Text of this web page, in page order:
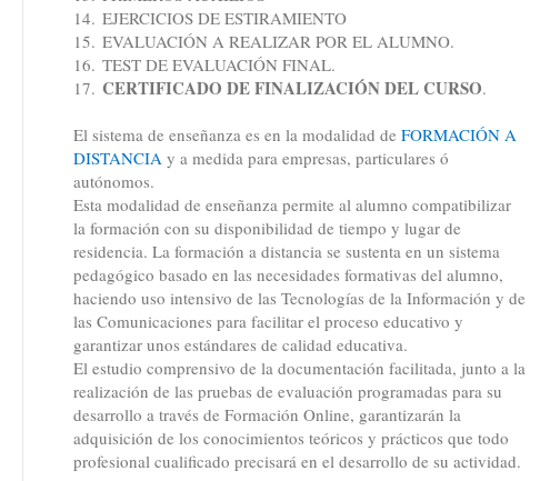
14. EJERCICIOS DE ESTIRAMIENTO
15. EVALUACIÓN A REALIZAR POR EL ALUMNO.
16. TEST DE EVALUACIÓN FINAL.
17. CERTIFICADO DE FINALIZACIÓN DEL CURSO.
El sistema de enseñanza es en la modalidad deFORMACIÓN A
DISTANCIA y a medida para empresas, particulares ó
autónomos.
Esta modalidad de enseñanza permite al alumno compatibilizar
la formación con su disponibilidad de tiempo y lugar de
residencia. La formación a distancia se sustenta en un sistema
pedagógico basado en las necesidades formativas del alumno,
haciendo uso intensivo de las Tecnologías de la Información y de
las Comunicaciones para facilitar el proceso educativo y
garantizar unos estándares de calidad educativa.
El estudio comprensivo de la documentación facilitada, junto a la
realización de las pruebas de evaluación programadas para su
desarrollo a través de Formación Online, garantizarán la
adquisición de los conocimientos teóricos y prácticos que todo
profesional cualificado precisará en el desarrollo de su actividad.